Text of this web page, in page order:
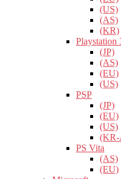
(US)
(AS)
(KR)
Playstation
(JP)
(AS)
(EU)
(US)
PSP
(JP)
(EU)
(US)
(KR-
PS Vita
(AS)
(EU)